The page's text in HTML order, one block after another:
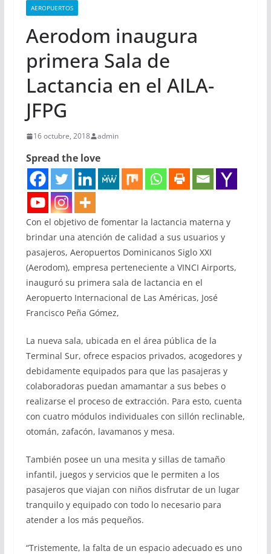
AEROPUERTOS
Aerodom inaugura
primera Sala de
Lactancia en el AILA-
JFPG
16 octubre, 2018 admin
Spread the love
Con el objetivo de fomentar la lactancia materna y
brindar una atención de calidad a sus usuarios y
pasajeros, Aeropuertos Dominicanos Siglo XXI
(Aerodom), empresa perteneciente a VINCI Airports,
inauguró su primera sala de lactancia en el
Aeropuerto Internacional de Las Américas, José
Francisco Peña Gómez,
La nueva sala, ubicada en el área pública de la
Terminal Sur, ofrece espacios privados, acogedores y
debidamente equipados para que las pasajeras y
colaboradoras puedan amamantar a sus bebes o
realizarse el proceso de extracción. Para esto, cuenta
con cuatro módulos individuales con sillón reclinable,
otomán, zafacón, lavamanos y mesa.
También posee un una mesita y sillas de tamaño
infantil, juegos y servicios que le permiten a los
pasajeros que viajan con niños disfrutar de un lugar
tranquilo y equipado con todo lo necesario para
atender a los más pequeños.
“Tristemente, la falta de un espacio adecuado es uno